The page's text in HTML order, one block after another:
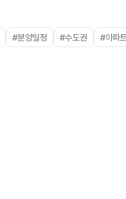
#분양일정 #수도권
#아파